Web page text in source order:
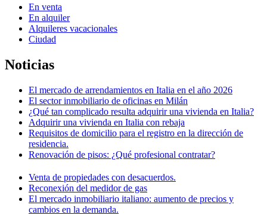
En venta
En alquiler
Alquileres vacacionales
Ciudad
Noticias
El mercado de arrendamientos en Italia en el año 2026
El sector inmobiliario de oficinas en Milán
¿Qué tan complicado resulta adquirir una vivienda en Italia?
Adquirir una vivienda en Italia con rebaja
Requisitos de domicilio para el registro en la dirección de
residencia.
Renovación de pisos: ¿Qué profesional contratar?
Venta de propiedades con desacuerdos.
Reconexión del medidor de gas
El mercado inmobiliario italiano: aumento de precios y
cambios en la demanda.